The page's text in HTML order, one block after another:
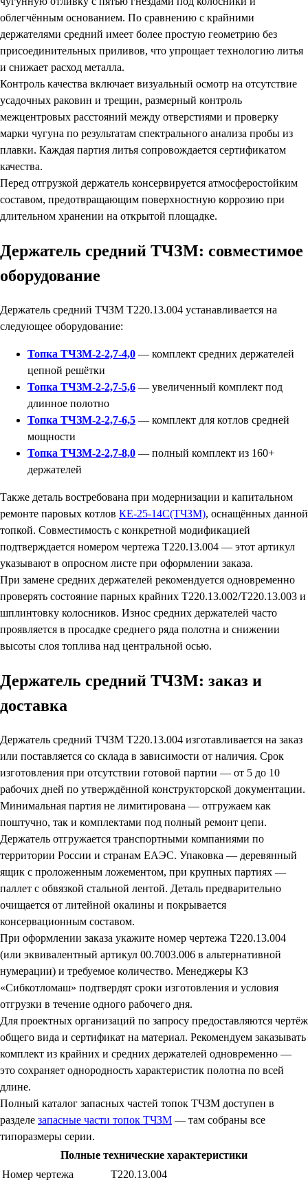
облегчённым основанием. По сравнению с крайними
держателями средний имеет более простую геометрию без
присоединительных приливов, что упрощает технологию литья
и снижает расход металла.
Контроль качества включает визуальный осмотр на отсутствие
усадочных раковин и трещин, размерный контроль
межцентровых расстояний между отверстиями и проверку
марки чугуна по результатам спектрального анализа пробы из
плавки. Каждая партия литья сопровождается сертификатом
качества.
Перед отгрузкой держатель консервируется атмосферостойким
составом, предотвращающим поверхностную коррозию при
длительном хранении на открытой площадке.
Держатель средний ТЧЗМ: совместимое
оборудование
Держатель средний ТЧЗМ Т220.13.004 устанавливается на
следующее оборудование:
Топка ТЧЗМ-2-2,7-4,0 — комплект средних держателей
цепной решётки
Топка ТЧЗМ-2-2,7-5,6 — увеличенный комплект под
длинное полотно
Топка ТЧЗМ-2-2,7-6,5 — комплект для котлов средней
мощности
Топка ТЧЗМ-2-2,7-8,0 — полный комплект из 160+
держателей
Также деталь востребована при модернизации и капитальном
ремонте паровых котлов КЕ-25-14С(ТЧЗМ), оснащённых данной
топкой. Совместимость с конкретной модификацией
подтверждается номером чертежа Т220.13.004 — этот артикул
указывают в опросном листе при оформлении заказа.
При замене средних держателей рекомендуется одновременно
проверять состояние парных крайних Т220.13.002/Т220.13.003 и
шплинтовку колосников. Износ средних держателей часто
проявляется в просадке среднего ряда полотна и снижении
высоты слоя топлива над центральной осью.
Держатель средний ТЧЗМ: заказ и
доставка
Держатель средний ТЧЗМ Т220.13.004 изготавливается на заказ
или поставляется со склада в зависимости от наличия. Срок
изготовления при отсутствии готовой партии — от 5 до 10
рабочих дней по утверждённой конструкторской документации.
Минимальная партия не лимитирована — отгружаем как
поштучно, так и комплектами под полный ремонт цепи.
Держатель отгружается транспортными компаниями по
территории России и странам ЕАЭС. Упаковка — деревянный
ящик с проложенным ложементом, при крупных партиях —
паллет с обвязкой стальной лентой. Деталь предварительно
очищается от литейной окалины и покрывается
консервационным составом.
При оформлении заказа укажите номер чертежа Т220.13.004
(или эквивалентный артикул 00.7003.006 в альтернативной
нумерации) и требуемое количество. Менеджеры КЗ
«Сибкотломаш» подтвердят сроки изготовления и условия
отгрузки в течение одного рабочего дня.
Для проектных организаций по запросу предоставляются чертёж
общего вида и сертификат на материал. Рекомендуем заказывать
комплект из крайних и средних держателей одновременно —
это сохраняет однородность характеристик полотна по всей
длине.
Полный каталог запасных частей топок ТЧЗМ доступен в
разделе запасные части топок ТЧЗМ — там собраны все
типоразмеры серии.
Полные технические характеристики
Номер чертежа
Т220.13.004